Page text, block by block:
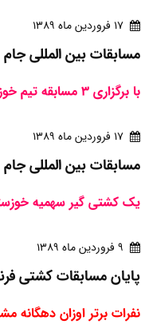
17 فروردين ماه 1389
مسابقات بین المللی
با برگزاری 3 مسابقه تیم خوزستان انتخاب خواهد شد .
17 فروردين ماه 1389
مسابقات بین المللی
یک کشتی گیر سهمیه
9 فروردين ماه 1389
پایان مسابقات کشتی
نفرات برتر اوزان